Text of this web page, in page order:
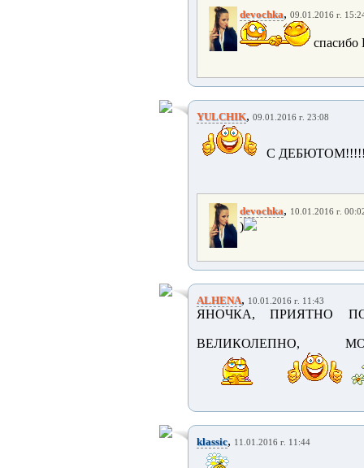
devochka, 09.01.2016 г.
спасибо
YULCHIK, 09.01.2016 г. 23:08
С
devochka, 10.01.2016 г.
)
ALHENA, 10.01.2016 г. 11:43
ЯНОЧКА, ПРИЯТНО
ВЕЛИКОЛЕПНО,
klassic, 11.01.2016 г. 11:44